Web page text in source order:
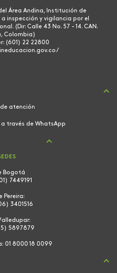
Área Andina, Institución de
inspección y vigilancia por el
(Dir: Calle 43 No. 57 - 14. CAN.
Colombia)
(601) 22 22800
atención
través de WhatsApp
Bogotá
7449191
Pereira:
3401516
5897879
01 8000 18 0099